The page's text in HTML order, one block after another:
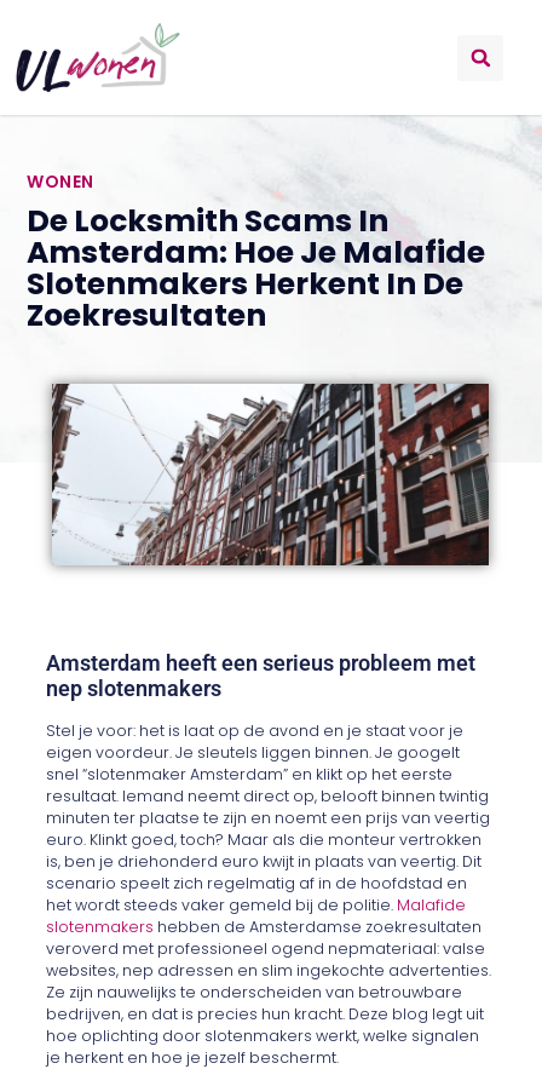
WONEN
De Locksmith Scams In
Amsterdam: Hoe Je Malafide
Slotenmakers Herkent In De
Zoekresultaten
Amsterdam heeft een serieus probleem met
nep slotenmakers
Stel je voor: het is laat op de avond en je staat voor je
eigen voordeur. Je sleutels liggen binnen. Je googelt
snel “slotenmaker Amsterdam” en klikt op het eerste
resultaat. Iemand neemt direct op, belooft binnen twintig
minuten ter plaatse te zijn en noemt een prijs van veertig
euro. Klinkt goed, toch? Maar als die monteur vertrokken
is, ben je driehonderd euro kwijt in plaats van veertig. Dit
scenario speelt zich regelmatig af in de hoofdstad en
het wordt steeds vaker gemeld bij de politie. Malafide
slotenmakers hebben de Amsterdamse zoekresultaten
veroverd met professioneel ogend nepmateriaal: valse
websites, nep adressen en slim ingekochte advertenties.
Ze zijn nauwelijks te onderscheiden van betrouwbare
bedrijven, en dat is precies hun kracht. Deze blog legt uit
hoe oplichting door slotenmakers werkt, welke signalen
je herkent en hoe je jezelf beschermt.